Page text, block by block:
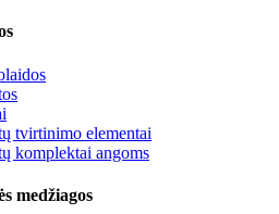
tvirtinimo elementai
komplektai angoms
medžiagos